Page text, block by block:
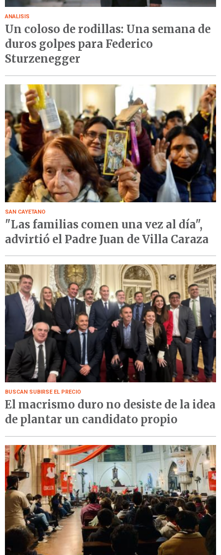
ANALISIS
Un coloso de rodillas: Una semana de
duros golpes para Federico
Sturzenegger
SAN CAYETANO
"Las familias comen una vez al día",
advirtió el Padre Juan de Villa Caraza
BUSCAN SUBIRSE EL PRECIO
El macrismo duro no desiste de la idea
de plantar un candidato propio